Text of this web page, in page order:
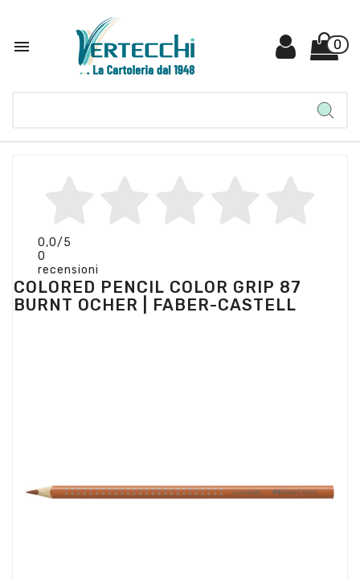
 0
0,0/5
0
recensioni
COLORED PENCIL COLOR GRIP 87
BURNT OCHER | FABER-CASTELL